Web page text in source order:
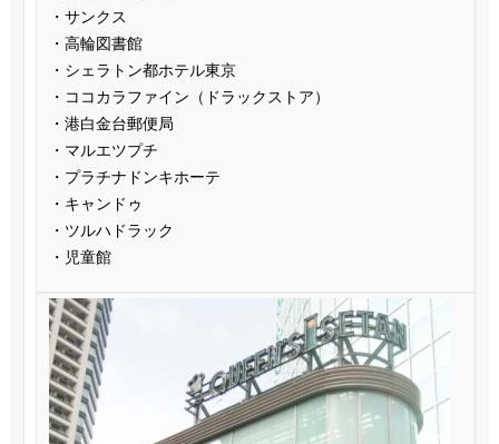
・サンクス
・高輪図書館
・シェラトン都ホテル東京
・ココカラファイン（ドラックストア）
・港白金台郵便局
・マルエツプチ
・プラチナドンキホーテ
・キャンドゥ
・ツルハドラック
・児童館